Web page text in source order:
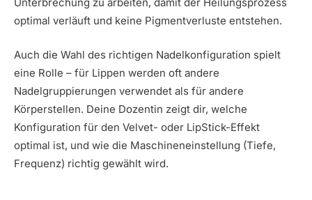
Unterbrechung zu arbeiten, damit der Heilungsprozess
optimal verläuft und keine Pigmentverluste entstehen.
Auch die Wahl des richtigen Nadelkonfiguration spielt
eine Rolle – für Lippen werden oft andere
Nadelgruppierungen verwendet als für andere
Körperstellen. Deine Dozentin zeigt dir, welche
Konfiguration für den Velvet- oder LipStick-Effekt
optimal ist, und wie die Maschineneinstellung (Tiefe,
Frequenz) richtig gewählt wird.